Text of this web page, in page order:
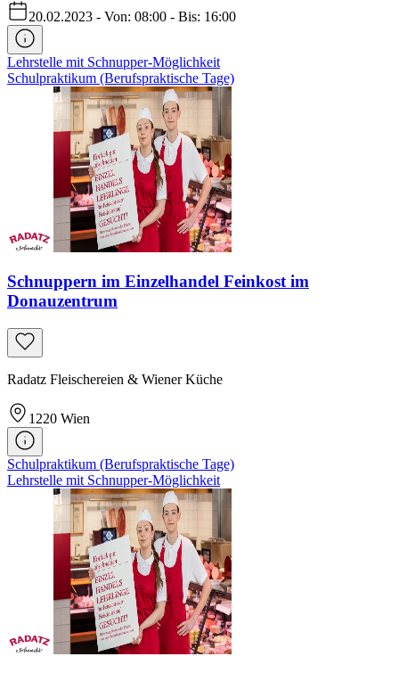
20.02.2023 - Von: 08:00 - Bis: 16:00
Lehrstelle mit Schnupper-Möglichkeit
Schulpraktikum (Berufspraktische Tage)
Schnuppern im Einzelhandel Feinkost im
Donauzentrum
Radatz Fleischereien & Wiener Küche
1220 Wien
Schulpraktikum (Berufspraktische Tage)
Lehrstelle mit Schnupper-Möglichkeit